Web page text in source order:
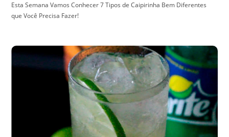
Esta Semana Vamos Conhecer 7 Tipos de Caipirinha Bem Diferentes
que Você Precisa Fazer!